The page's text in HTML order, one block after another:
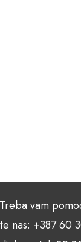
Treba vam
nas: +387 60